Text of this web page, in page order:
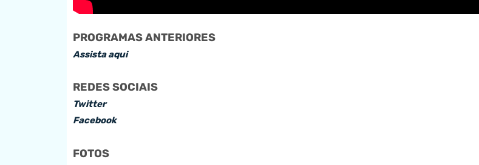
PROGRAMAS ANTERIORES
Assista aqui
REDES SOCIAIS
Twitter
Facebook
FOTOS